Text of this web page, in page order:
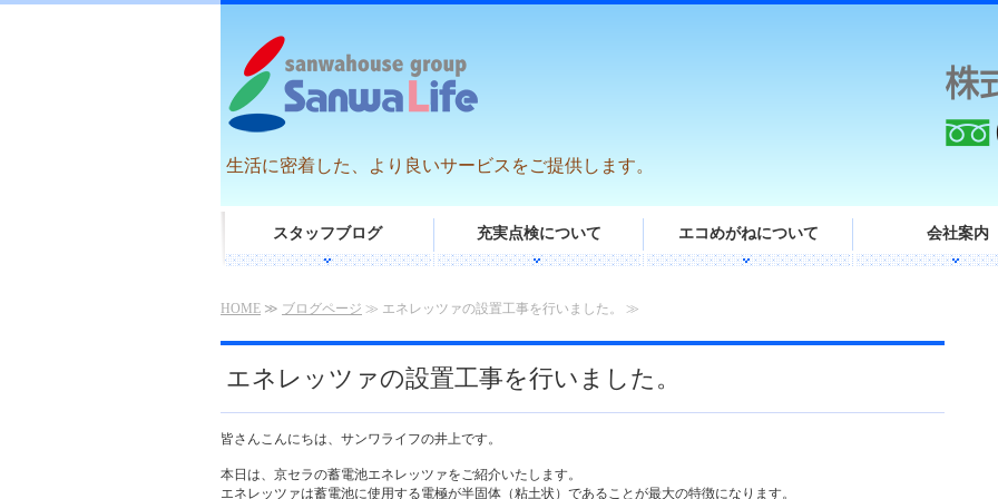
生活に密着した、より良いサービスをご提供します。
スタッフブログ 充実点検について エコめがねについて 会社案内
HOME ≫ ブログページ ≫ エネレッツァの設置工事を行いました。 ≫
エネレッツァの設置工事を行いました。
皆さんこんにちは、サンワライフの井上です。
本日は、京セラの蓄電池エネレッツァをご紹介いたします。
エネレッツァは蓄電池に使用する電極が半固体（粘土状）であることが最大の特徴になります。